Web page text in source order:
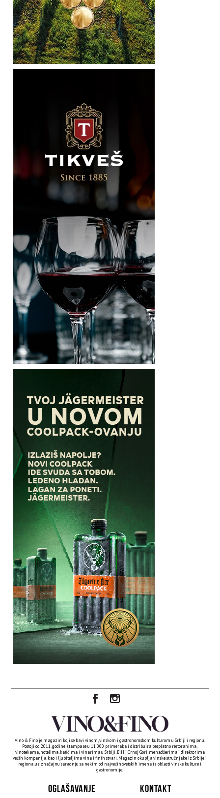
Vino & Fino je magazin koji se bavi vinom, vinskom i gastronomskom kulturom u Srbiji i regionu.
Postoji od 2011. godine, štampa se u 11 000 primeraka i distribuira besplatno restoranima,
vinotekama, hotelima, kafićima i vinarima u Srbiji, BiH i Crnoj Gori, menadžerima i direktorima
većih kompanija, kao i ljubiteljima vina i finih stvari. Magazin okuplja vinske stručnjake iz Srbije i
regiona, uz značajnu saradnju sa nekim od najvećih svetskih imena iz oblasti vinske kulture i
gastronomije.
OGLAŠAVANJE KONTAKT